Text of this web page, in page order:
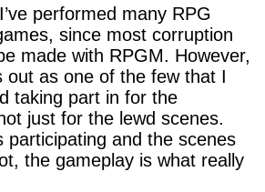
performed many RPG
since most corruption
made with RPGM. However,
out as one of the few that I
taking part in for the
just for the lewd scenes.
participating and the scenes
the gameplay is what really